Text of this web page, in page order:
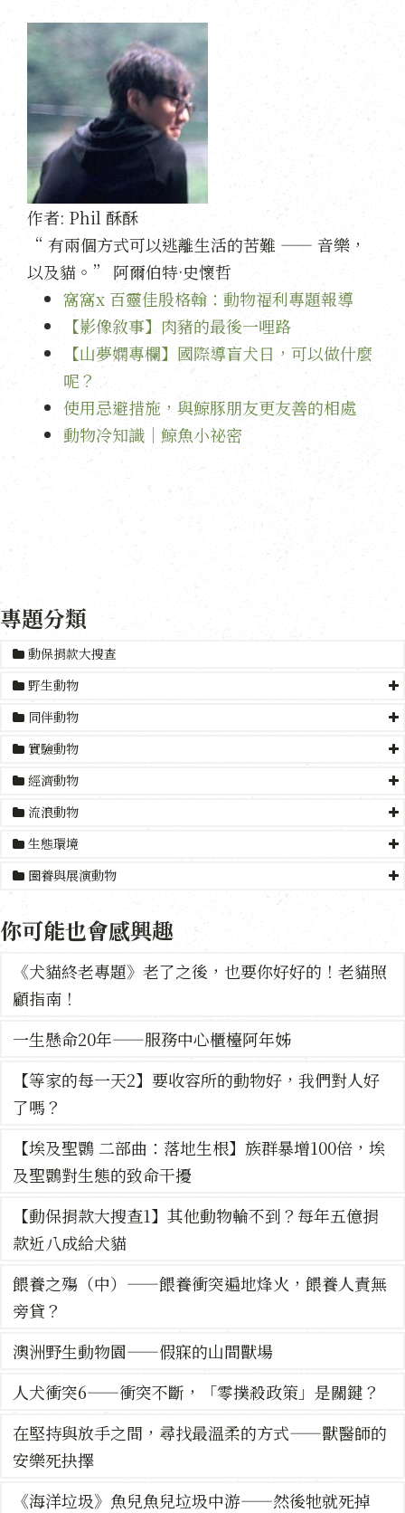
作者: Phil 酥酥
“ 有兩個方式可以逃離生活的苦難 —— 音樂，
以及貓。” 阿爾伯特·史懷哲
窩窩x 百靈佳殷格翰：動物福利專題報導
【影像敘事】肉豬的最後一哩路
【山夢嫻專欄】國際導盲犬日，可以做什麼
呢？
使用忌避措施，與鯨豚朋友更友善的相處
動物冷知識｜鯨魚小祕密
專題分類
動保捐款大搜查
野生動物
同伴動物
實驗動物
經濟動物
流浪動物
生態環境
圈養與展演動物
你可能也會感興趣
《犬貓終老專題》老了之後，也要你好好的！老貓照
顧指南！
一生懸命20年——服務中心櫃檯阿年姊
【等家的每一天2】要收容所的動物好，我們對人好
了嗎？
【埃及聖䴉 二部曲：落地生根】族群暴增100倍，埃
及聖䴉對生態的致命干擾
【動保捐款大搜查1】其他動物輪不到？每年五億捐
款近八成給犬貓
餵養之殤（中）——餵養衝突遍地烽火，餵養人責無
旁貸？
澳洲野生動物園——假寐的山間獸場
人犬衝突6——衝突不斷，「零撲殺政策」是關鍵？
在堅持與放手之間，尋找最溫柔的方式——獸醫師的
安樂死抉擇
《海洋垃圾》魚兒魚兒垃圾中游——然後牠就死掉